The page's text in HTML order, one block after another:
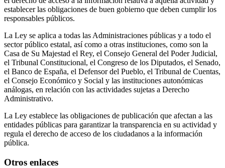
establecer las obligaciones de buen gobierno que deben cumplir los
responsables públicos.
La Ley se aplica a todas las Administraciones públicas y a todo el
sector público estatal, así como a otras instituciones, como son la
Casa de Su Majestad el Rey, el Consejo General del Poder Judicial,
el Tribunal Constitucional, el Congreso de los Diputados, el Senado,
el Banco de España, el Defensor del Pueblo, el Tribunal de Cuentas,
el Consejo Económico y Social y las instituciones autonómicas
análogas, en relación con las actividades sujetas a Derecho
Administrativo.
La Ley establece las obligaciones de publicación que afectan a las
entidades públicas para garantizar la transparencia en su actividad y
regula el derecho de acceso de los ciudadanos a la información
pública.
Otros enlaces